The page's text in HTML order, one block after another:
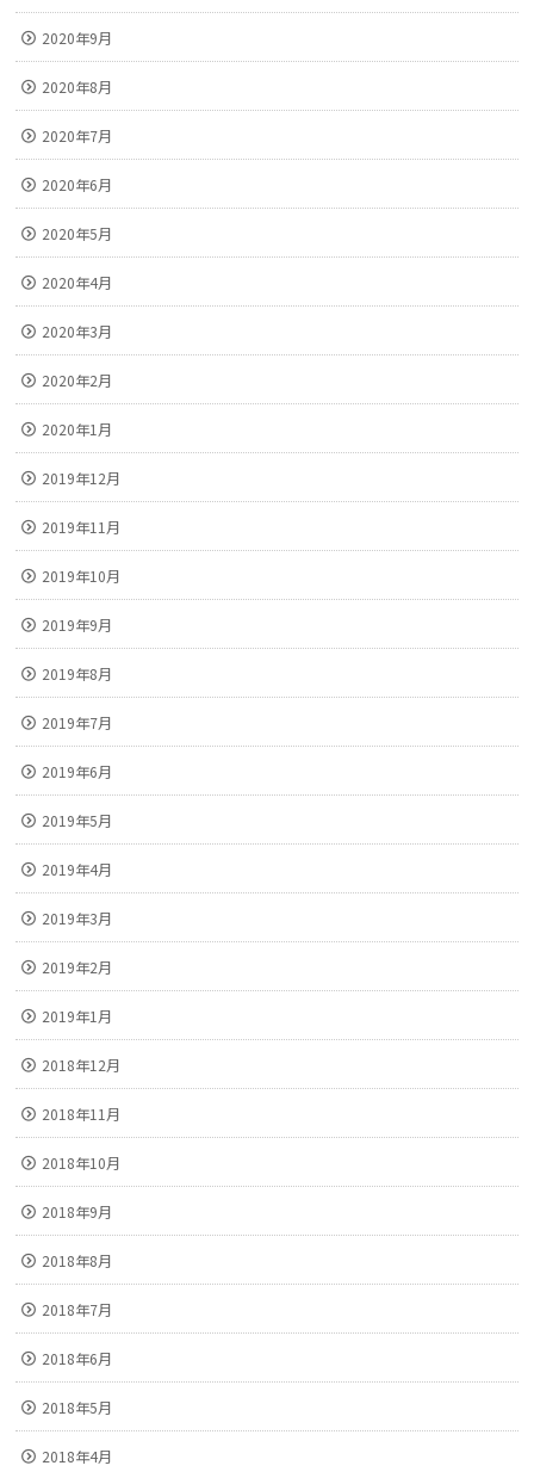
2020年9月
2020年8月
2020年7月
2020年6月
2020年5月
2020年4月
2020年3月
2020年2月
2020年1月
2019年12月
2019年11月
2019年10月
2019年9月
2019年8月
2019年7月
2019年6月
2019年5月
2019年4月
2019年3月
2019年2月
2019年1月
2018年12月
2018年11月
2018年10月
2018年9月
2018年8月
2018年7月
2018年6月
2018年5月
2018年4月